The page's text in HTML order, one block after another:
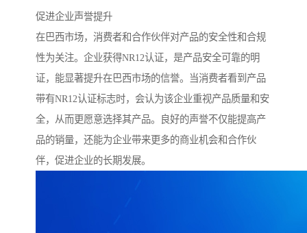
促进企业声誉提升
在巴西市场，消费者和合作伙伴对产品的安全性和合规
性为关注。企业获得NR12认证，是产品安全可靠的明
证，能显著提升在巴西市场的信誉。当消费者看到产品
带有NR12认证标志时，会认为该企业重视产品质量和安
全，从而更愿意选择其产品。良好的声誉不仅能提高产
品的销量，还能为企业带来更多的商业机会和合作伙
伴，促进企业的长期发展。